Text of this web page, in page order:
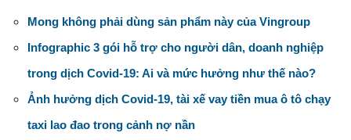
Mong không phải dùng sản phẩm này của Vingroup
Infographic 3 gói hỗ trợ cho người dân, doanh nghiệp
trong dịch Covid-19: Ai và mức hưởng như thế nào?
Ảnh hưởng dịch Covid-19, tài xế vay tiền mua ô tô chạy
taxi lao đao trong cảnh nợ nần